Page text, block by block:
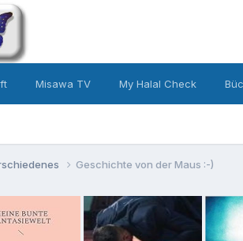
Misawa TV My Halal Check
Geschichte von der Maus :-)